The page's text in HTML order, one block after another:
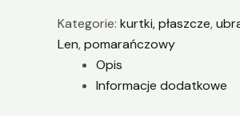
Kategorie: kurtki, płaszcze,
Len,pomarańczowy
Opis
Informacje dodatkowe